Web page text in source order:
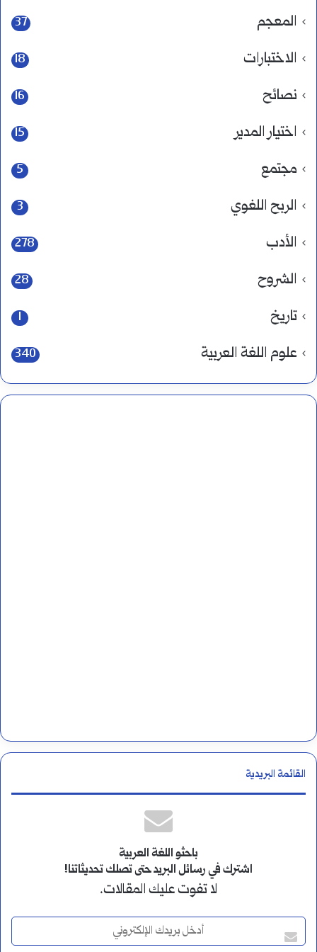
المعجم 37
الاختبارات 18
نصائح 16
اختيار المدير 15
مجتمع 5
الربح اللغوي 3
الأدب 278
الشروح 28
تاريخ 1
علوم اللغة العربية 340
القائمة البريدية
باحثو اللغة العربية
اشترك في رسائل البريد حتى تصلك تحديثاتنا!
لا تفوت عليك المقالات.